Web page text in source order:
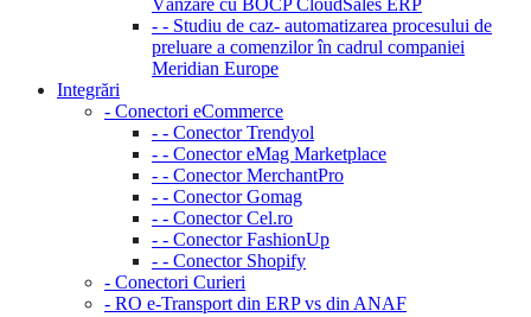
Vânzare cu BOCP CloudSales ERP
- - Studiu de caz- automatizarea procesului de
preluare a comenzilor în cadrul companiei
Meridian Europe
Integrări
- Conectori eCommerce
- - Conector Trendyol
- - Conector eMag Marketplace
- - Conector MerchantPro
- - Conector Gomag
- - Conector Cel.ro
- - Conector FashionUp
- - Conector Shopify
- Conectori Curieri
- RO e-Transport din ERP vs din ANAF